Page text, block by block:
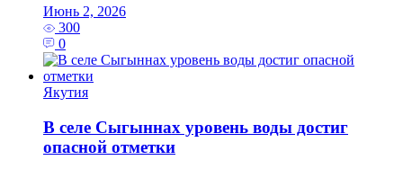
Июнь 2, 2026
300
0
Якутия
В селе Сыгыннах уровень воды достиг
опасной отметки